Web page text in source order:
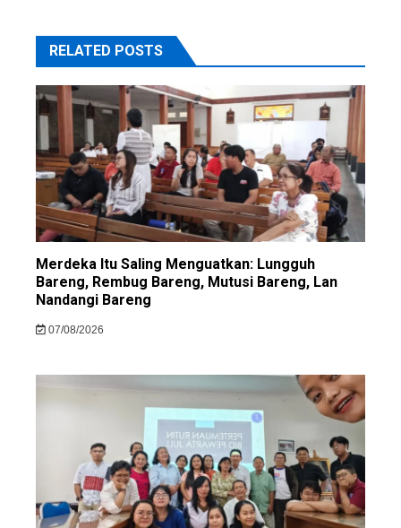
RELATED POSTS
Merdeka Itu Saling Menguatkan: Lungguh
Bareng, Rembug Bareng, Mutusi Bareng, Lan
Nandangi Bareng
07/08/2026